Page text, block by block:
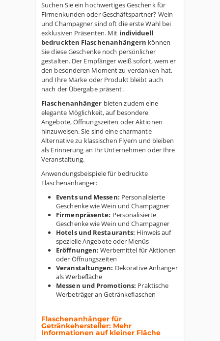
Suchen Sie ein hochwertiges Geschenk für
Firmenkunden oder Geschäftspartner? Wein
und Champagner sind oft die erste Wahl bei
exklusiven Präsenten. Mit individuell
bedruckten Flaschenanhängern können
Sie diese Geschenke noch persönlicher
gestalten. Der Empfänger weiß sofort, wem er
den besonderen Moment zu verdanken hat,
und Ihre Marke oder Produkt bleibt auch
nach der Übergabe präsent.
Flaschenanhänger bieten zudem eine
elegante Möglichkeit, auf besondere
Angebote, Öffnungszeiten oder Aktionen
hinzuweisen. Sie sind eine charmante
Alternative zu klassischen Flyern und bleiben
als Erinnerung an Ihr Unternehmen oder Ihre
Veranstaltung.
Anwendungsbeispiele für bedruckte
Flaschenanhänger:
Events und Messen: Personalisierte
Geschenke wie Wein und Champagner
Firmenpräsente: Personalisierte
Geschenke wie Wein und Champagner
Hotels und Restaurants: Hinweis auf
spezielle Angebote oder Menüs
Eröffnungen: Werbemittel für Aktionen
oder Öffnungszeiten
Veranstaltungen: Dekorative Anhänger
als Werbefläche
Messen und Promotions: Praktische
Werbeträger an Getränkeflaschen
Flaschenanhänger für
Getränkehersteller: Mehr
Informationen auf kleiner Fläche